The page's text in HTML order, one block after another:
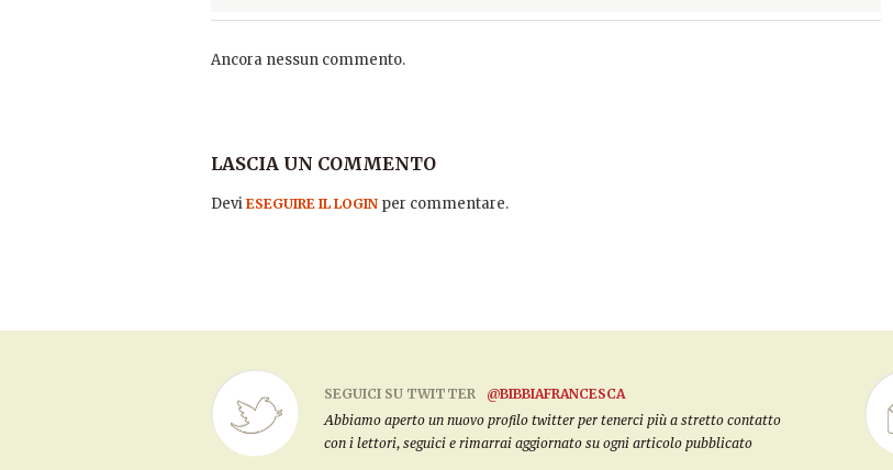
Ancora nessun commento.
LASCIA UN COMMENTO
Devi ESEGUIRE IL LOGIN per commentare.
SEGUICI SU TWITTER
@BIBBIAFRANCESCA
Abbiamo aperto un nuovo profilo twitter per tenerci più a stretto contatto
con i lettori, seguici e rimarrai aggiornato su ogni articolo pubblicato